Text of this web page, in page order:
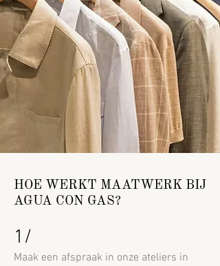
HOE WERKT MAATWERK BIJ
AGUA CON GAS?
1/
Maak een afspraak in onze ateliers in